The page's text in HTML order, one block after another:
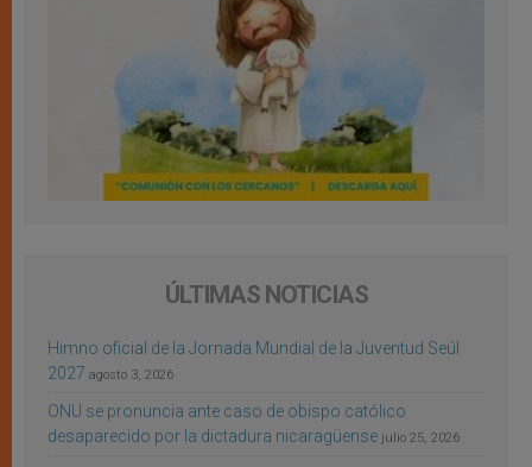
ÚLTIMAS NOTICIAS
Himno oficial de la Jornada Mundial de la Juventud Seúl
2027 agosto 3, 2026
ONU se pronuncia ante caso de obispo católico
desaparecido por la dictadura nicaragüense julio 25, 2026